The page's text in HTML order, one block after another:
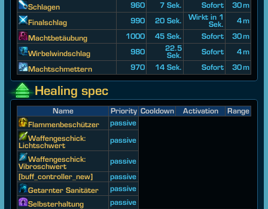
Schlagen
960 7 Sek. Sofort
30 m
Finalschlag
990 20 Sek.
Wirkt in 1
Sek.
4 m
Machtbetäubung
1000 45 Sek. Sofort
30 m
Wirbelwindschlag
980
22.5
Sek.
Sofort
4 m
Machtschmettern
970 14 Sek. Sofort 30 m
Healing spec
Name Priority Cooldown Activation
Range
Flammenbeschützer
passive
Waffengeschick:
Lichtschwert
passive
Waffengeschick:
Vibroschwert
passive
[buff_controller_new]
passive
Getarnter Sanitäter
passive
Selbsterhaltung
passive